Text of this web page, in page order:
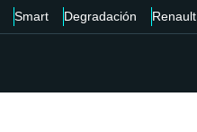
Smart Degradación Renault